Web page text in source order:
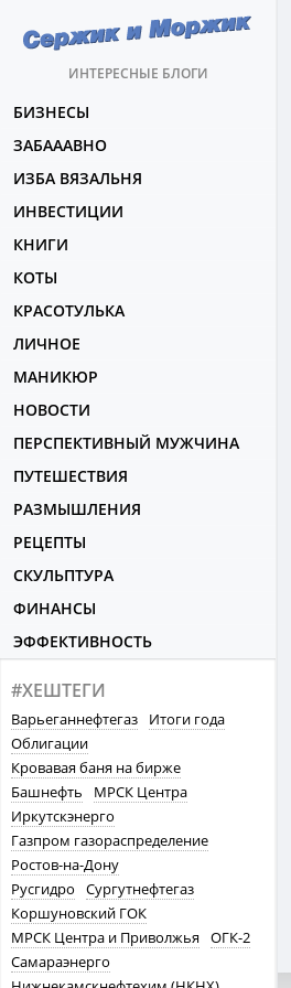
ИНТЕРЕСНЫЕ БЛОГИ
БИЗНЕСЫ
ЗАБАААВНО
ИЗБА ВЯЗАЛЬНЯ
ИНВЕСТИЦИИ
КНИГИ
КОТЫ
КРАСОТУЛЬКА
ЛИЧНОЕ
МАНИКЮР
НОВОСТИ
ПЕРСПЕКТИВНЫЙ МУЖЧИНА
ПУТЕШЕСТВИЯ
РАЗМЫШЛЕНИЯ
РЕЦЕПТЫ
СКУЛЬПТУРА
ФИНАНСЫ
ЭФФЕКТИВНОСТЬ
#ХЕШТЕГИ
Варьеганнефтегаз
Итоги года
Облигации
Кровавая баня на бирже
Башнефть
МРСК Центра
Иркутскэнерго
Газпром газораспределение
Ростов-на-Дону
Русгидро
Сургутнефтегаз
Коршуновский ГОК
МРСК Центра и Приволжья ОГК-2
Самараэнерго